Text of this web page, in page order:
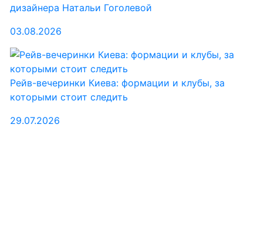
дизайнера Натальи Гоголевой
03.08.2026
Рейв-вечеринки Киева: формации и клубы, за
которыми стоит следить
29.07.2026